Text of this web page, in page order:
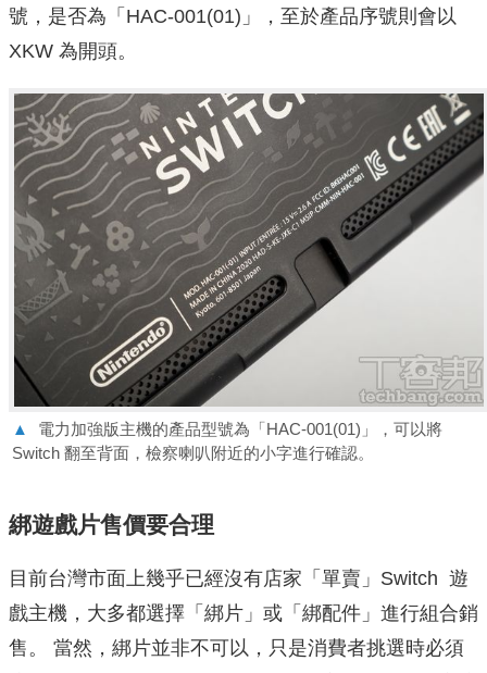
號，是否為「HAC-001(01)」，至於產品序號則會以
XKW 為開頭。
▲
電力加強版主機的產品型號為「HAC-001(01)」，可以將
Switch 翻至背面，檢察喇叭附近的小字進行確認。
綁遊戲片售價要合理
目前台灣市面上幾乎已經沒有店家「單賣」Switch 遊
戲主機，大多都選擇「綁片」或「綁配件」進行組合銷
售。 當然，綁片並非不可以，只是消費者挑選時必須